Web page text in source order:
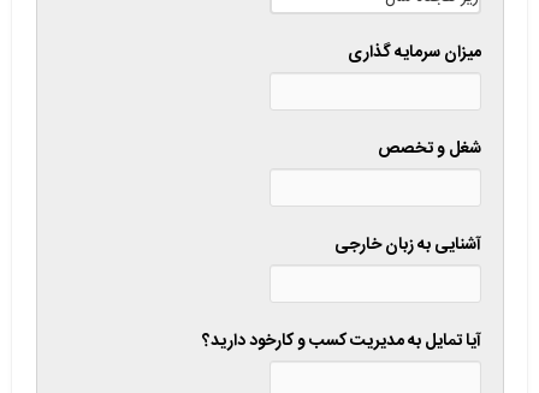
میزان سرمایه گذاری
شغل و تخصص
آشنایی به زبان خارجی
آیا تمایل به مدیریت کسب و کارخود دارید؟